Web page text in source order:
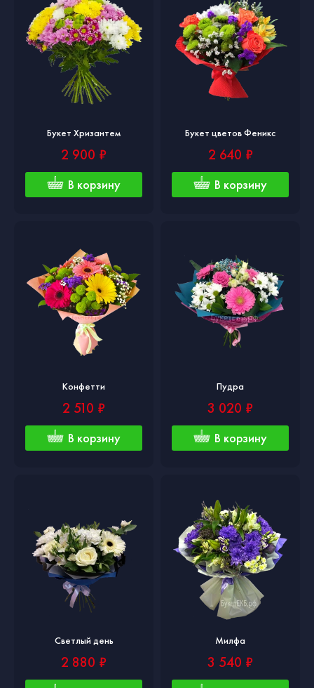
Букет Хризантем
2 900 ₽
В корзину
Букет цветов Феникс
2 640 ₽
В корзину
Конфетти
2 510 ₽
В корзину
Пудра
3 020 ₽
В корзину
Светлый день
2 880 ₽
Милфа
3 540 ₽